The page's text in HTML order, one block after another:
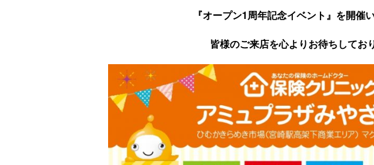
『オープン1周年記念イベント』を開催
皆様のご来店を心よりお待ちしてお